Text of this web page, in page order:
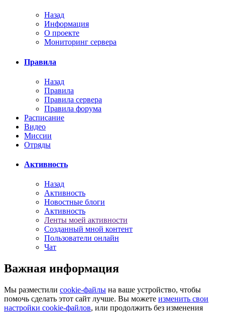
Назад
Информация
О проекте
Мониторинг сервера
Правила
Назад
Правила
Правила сервера
Правила форума
Расписание
Видео
Миссии
Отряды
Активность
Назад
Активность
Новостные блоги
Активность
Ленты моей активности
Созданный мной контент
Пользователи онлайн
Чат
Важная информация
Мы разместили cookie-файлы на ваше устройство, чтобы
помочь сделать этот сайт лучше. Вы можете изменить свои
настройки cookie-файлов, или продолжить без изменения